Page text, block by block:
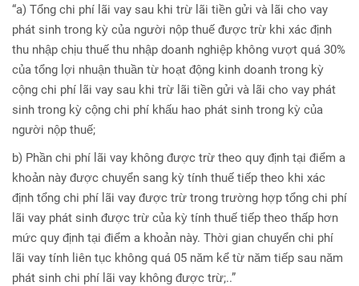
“a) Tổng chi phí lãi vay sau khi trừ lãi tiền gửi và lãi cho vay
phát sinh trong kỳ của người nộp thuế được trừ khi xác định
thu nhập chịu thuế thu nhập doanh nghiệp không vượt quá 30%
của tổng lợi nhuận thuần từ hoạt động kinh doanh trong kỳ
cộng chi phí lãi vay sau khi trừ lãi tiền gửi và lãi cho vay phát
sinh trong kỳ cộng chi phí khấu hao phát sinh trong kỳ của
người nộp thuế;
b) Phần chi phí lãi vay không được trừ theo quy định tại điểm a
khoản này được chuyển sang kỳ tính thuế tiếp theo khi xác
định tổng chi phí lãi vay được trừ trong trường hợp tổng chi phí
lãi vay phát sinh được trừ của kỳ tính thuế tiếp theo thấp hơn
mức quy định tại điểm a khoản này. Thời gian chuyển chi phí
lãi vay tính liên tục không quá 05 năm kể từ năm tiếp sau năm
phát sinh chi phí lãi vay không được trừ;..”